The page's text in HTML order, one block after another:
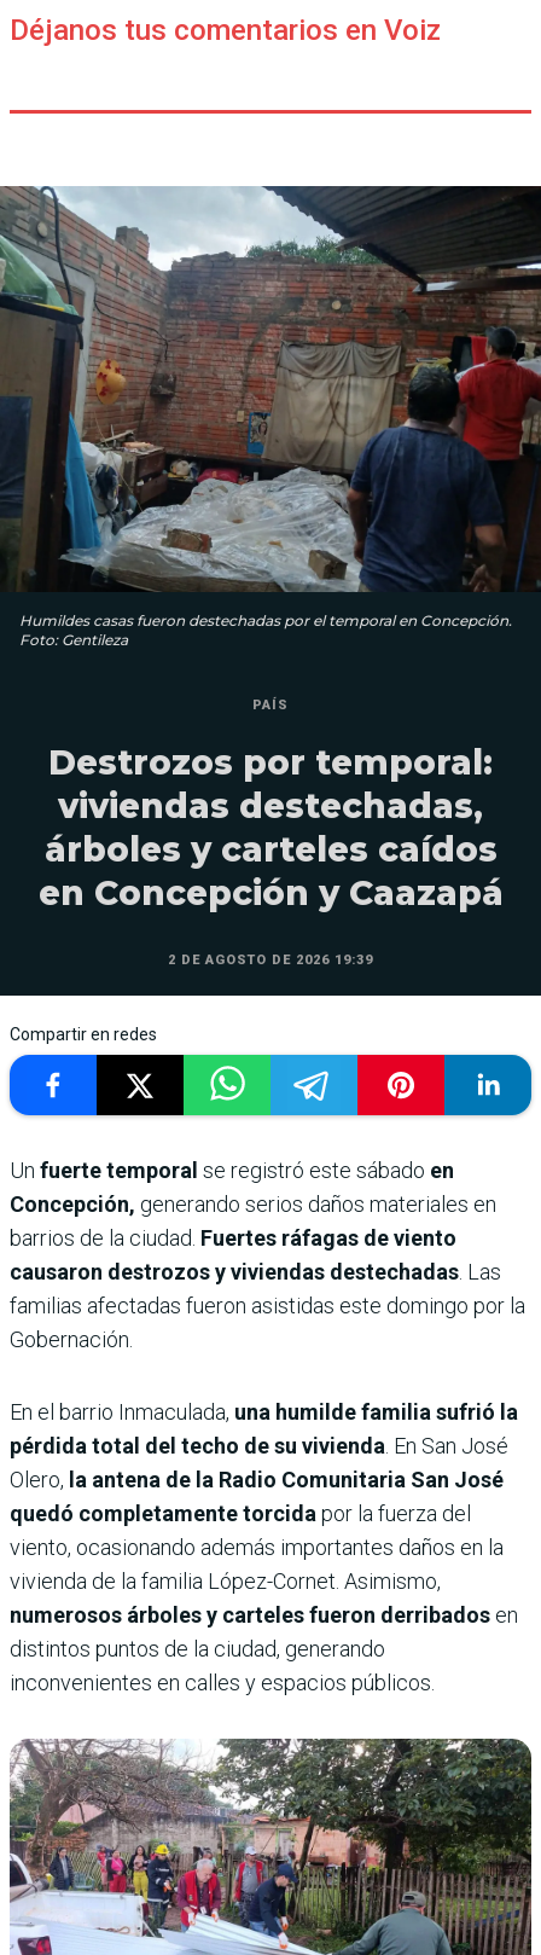
Déjanos tus comentarios en Voiz
Humildes casas fueron destechadas por el temporal en Concepción.
Foto: Gentileza
PAÍS
Destrozos por temporal:
viviendas destechadas,
árboles y carteles caídos
en Concepción y Caazapá
2 DE AGOSTO DE 2026 19:39
Compartir en redes
Un fuerte temporal se registró este sábado en
Concepción, generando serios daños materiales en
barrios de la ciudad. Fuertes ráfagas de viento
causaron destrozos y viviendas destechadas . Las
familias afectadas fueron asistidas este domingo por la
Gobernación.
En el barrio Inmaculada, una humilde familia sufrió la
pérdida total del techo de su vivienda . En San José
Olero, la antena de la Radio Comunitaria San José
quedó completamente torcida por la fuerza del
viento, ocasionando además importantes daños en la
vivienda de la familia López-Cornet. Asimismo,
numerosos árboles y carteles fueron derribados en
distintos puntos de la ciudad, generando
inconvenientes en calles y espacios públicos.